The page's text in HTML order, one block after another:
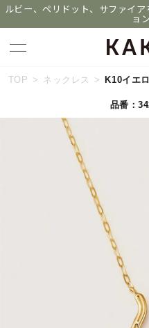
ルビー、ペリドット、サファイ
ョ
人気検索キーワード
#くまのプーさん
TOP ネックレス K10イエ
品番：